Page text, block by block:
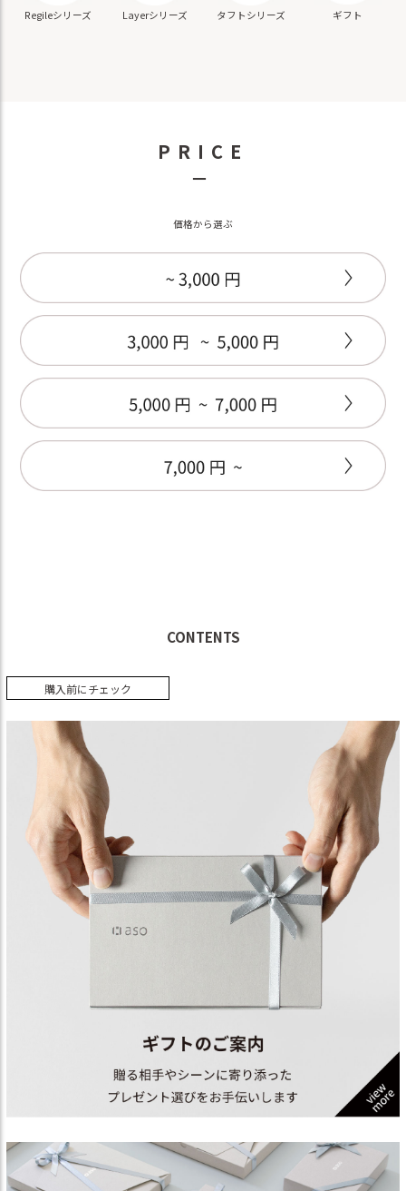
Regileシリーズ Layerシリーズ タフトシリーズ ギフト
PRICE
－
価格から選ぶ
CONTENTS
購入前にチェック